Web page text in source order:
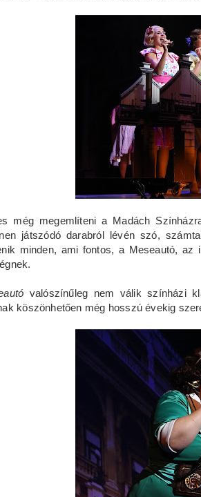
még megemlíteni a Madách
játszódó darabról lévén szó,
minden, ami fontos, a Meseautó,
valószínűleg nem válik színházi
köszönhetően még hosszú évekig